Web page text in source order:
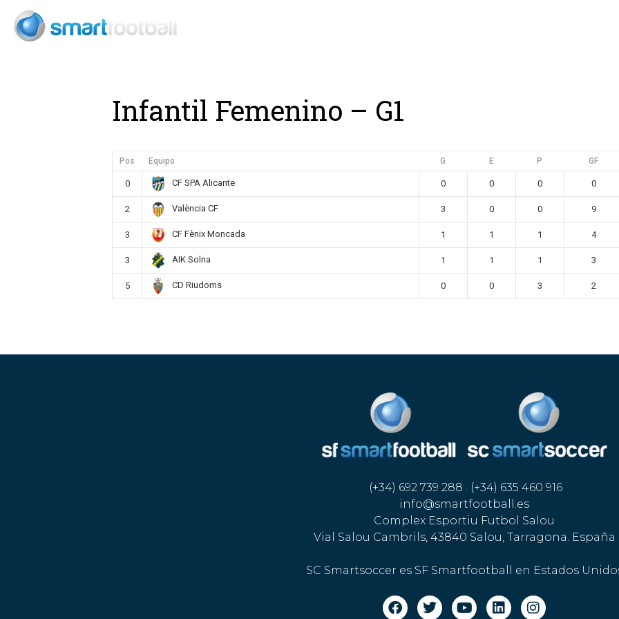
Infantil Femenino – G1
Pos Equipo G E P GF
0 CF SPA Alicante 0 0 0 0
2 València CF 3 0 0 9
3 CF Fènix Moncada 1 1 1 4
3 AIK Solna 1 1 1 3
5 CD Riudoms 0 0 3 2
(+34) 692 739 288 · (+34) 635 460 916
info@smartfootball.es
Complex Esportiu Futbol Salou
Vial Salou Cambrils, 43840 Salou, Tarragona. España
SC Smartsoccer es SF Smartfootball en Estados